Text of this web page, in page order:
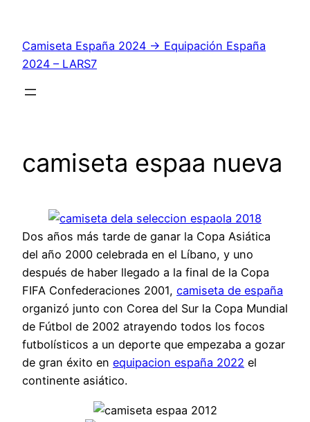
contenido
Camiseta España 2024 → Equipación España
2024 – LARS7
camiseta espaa nueva
Dos años más tarde de ganar la Copa Asiática
del año 2000 celebrada en el Líbano, y uno
después de haber llegado a la final de la Copa
FIFA Confederaciones 2001, camiseta de españa
organizó junto con Corea del Sur la Copa Mundial
de Fútbol de 2002 atrayendo todos los focos
futbolísticos a un deporte que empezaba a gozar
de gran éxito en equipacion españa 2022 el
continente asiático.